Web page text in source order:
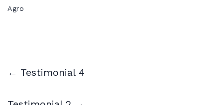
Agro
← Testimonial 4